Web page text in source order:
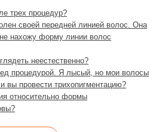
трех процедур?
своей передней линией волос. Она
нахожу форму линии волос
неестественно?
процедурой. Я лысый, но мои волосы
вы провести трихопигментацию?
относительно формы